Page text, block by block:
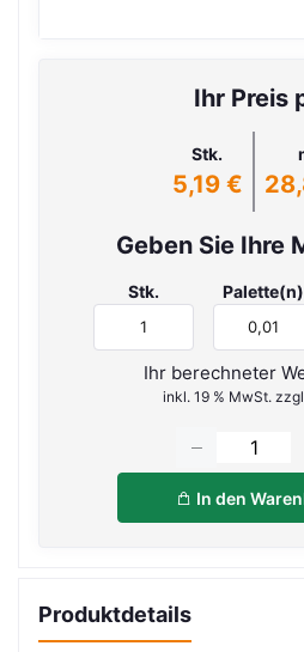
Ihr Preis
Stk.
5,19 €
Geben Sie Ihre
Stk. Palette(n)
Ihr berechneter
inkl. 19 % MwSt.
In den
Produktdetails